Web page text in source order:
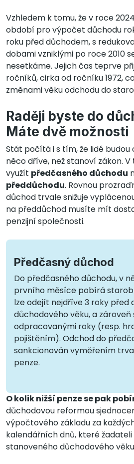
Vzhledem k tomu, že v roce
období pro výpočet důchodu
roku před důchodem, s
dobami vzniklými po roce 2010
nesetkáme. Jejich čas teprve
ročníků, cirka od ročníku 1972,
změnami věku odchodu do
Raději byste do
Máte dvě možnosti
Stát počítá i s tím, že lidé
něco dříve, než stanoví zákon.
využít předčasného důchodu
předdůchodu. Rovnou
důchod trvale snižuje
na předdůchod musíte mít
penzijní společnosti.
Předčasný důchod
Do předčasného důchodu, v
prvního měsíce pobírá
lze odejít nejdříve 3 roky před
důchodového věku, a
odpracovanými roky (resp.
pojištěním). Odchod do
sankcionován vyměřením
penze.
O kolik nižší penze se pak
důchodovou reformou
výpočtového základu za
kalendářních dnů, které
stanoveného důchodového